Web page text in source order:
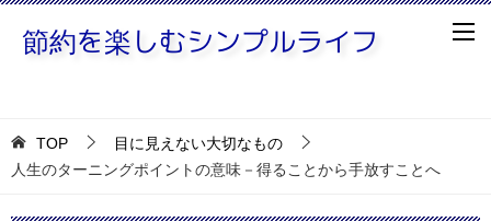
TOP
目に見えない大切なもの
人生のターニングポイントの意味－得ることから手放すことへ